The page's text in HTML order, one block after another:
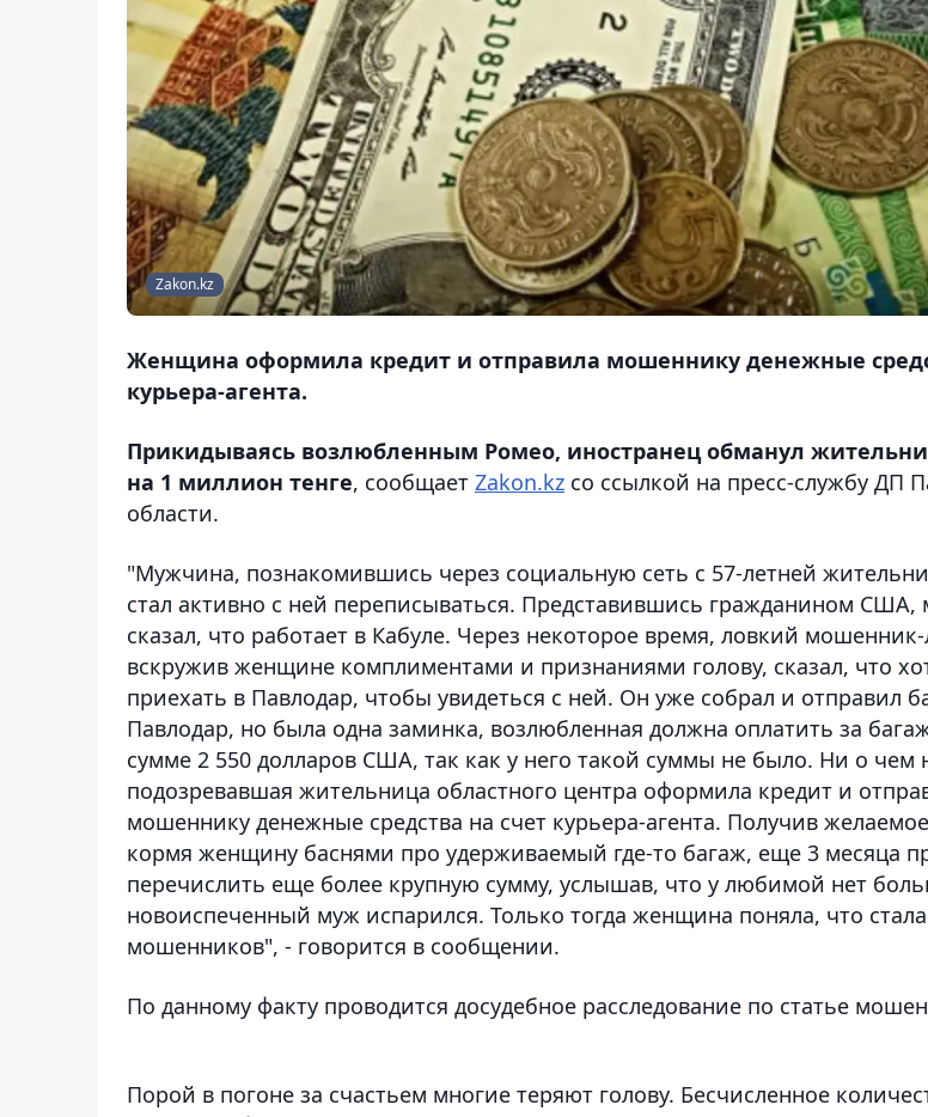
Zakon.kz
Женщина оформила кредит и отправила мошеннику денежные
курьера-агента.
Прикидываясь возлюбленным Ромео, иностранец обманул
на 1 миллион тенге, сообщает Zakon.kz со ссылкой на пресс-службу ДП
области.
"Мужчина, познакомившись через социальную сеть с 57-летней
стал активно с ней переписываться. Представившись гражданином США,
сказал, что работает в Кабуле. Через некоторое время, ловкий мошенник-
вскружив женщине комплиментами и признаниями голову, сказал, что
приехать в Павлодар, чтобы увидеться с ней. Он уже собрал и отправил
Павлодар, но была одна заминка, возлюбленная должна оплатить за
сумме 2 550 долларов США, так как у него такой суммы не было. Ни о чем
подозревавшая жительница областного центра оформила кредит и
мошеннику денежные средства на счет курьера-агента. Получив
кормя женщину баснями про удерживаемый где-то багаж, еще 3 месяца
перечислить еще более крупную сумму, услышав, что у любимой нет
новоиспеченный муж испарился. Только тогда женщина поняла, что
мошенников", - говорится в сообщении.
По данному факту проводится досудебное расследование по статье
Порой в погоне за счастьем многие теряют голову. Бесчисленное